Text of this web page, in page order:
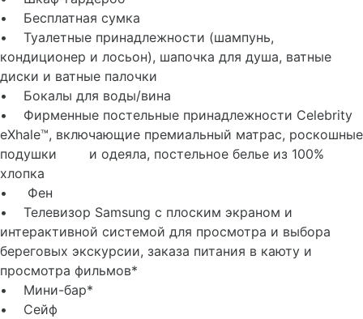
• Бесплатная сумка
• Туалетные принадлежности (шампунь,
кондиционер и лосьон), шапочка для душа, ватные
диски и ватные палочки
• Бокалы для воды/вина
• Фирменные постельные принадлежности Celebrity
eXhale™, включающие премиальный матрас, роскошные
подушки и одеяла, постельное белье из 100%
хлопка
• Фен
• Телевизор Samsung с плоским экраном и
интерактивной системой для просмотра и выбора
береговых экскурсии, заказа питания в каюту и
просмотра фильмов*
• Мини-бар*
• Сейф